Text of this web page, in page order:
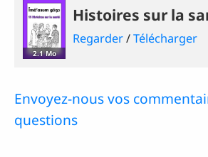
2.1 Mo
Histoires sur la
Regarder/Télécharger
Envoyez-nous vos
questions